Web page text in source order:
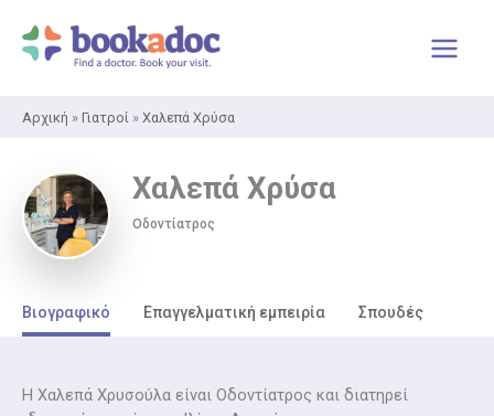
στο
περιεχόμενο
Αρχική » Γιατροί » Χαλεπά Χρύσα
Χαλεπά Χρύσα
Οδοντίατρος
Βιογραφικό Επαγγελματική εμπειρία Σπουδές
Η Χαλεπά Χρυσούλα είναι Οδοντίατρος και διατηρεί